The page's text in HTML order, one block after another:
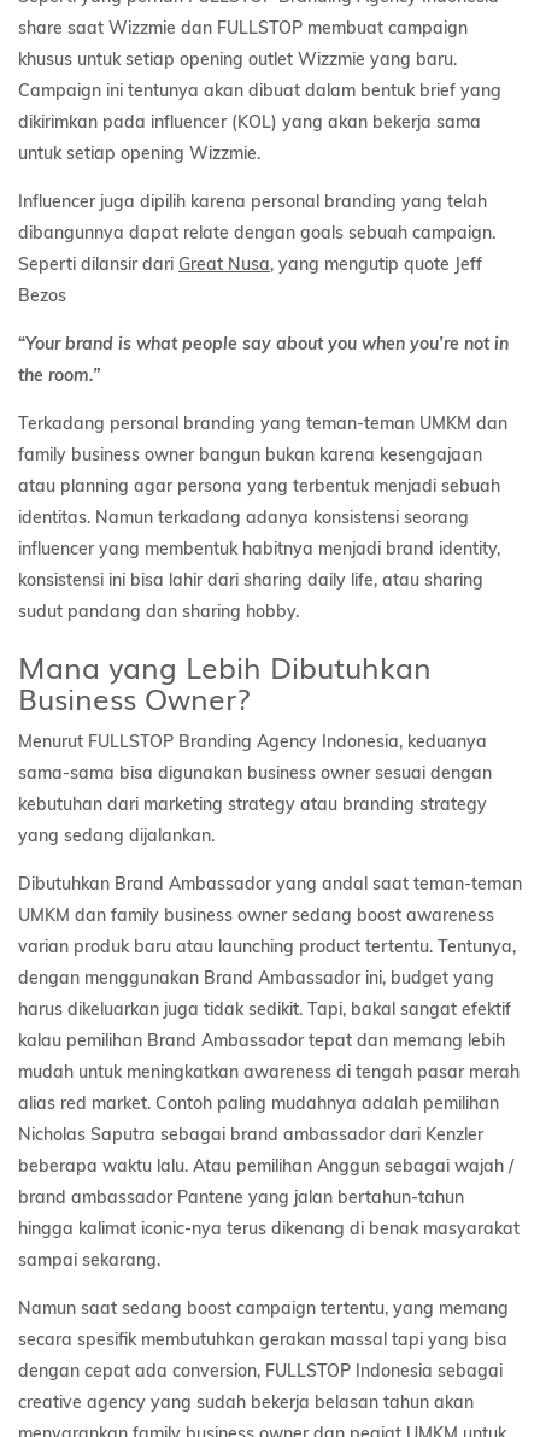
share saat Wizzmie dan FULLSTOP membuat campaign
khusus untuk setiap opening outlet Wizzmie yang baru.
Campaign ini tentunya akan dibuat dalam bentuk brief yang
dikirimkan pada influencer (KOL) yang akan bekerja sama
untuk setiap opening Wizzmie.
Influencer juga dipilih karena personal branding yang telah
dibangunnya dapat relate dengan goals sebuah campaign.
Seperti dilansir dari Great Nusa, yang mengutip quote Jeff
Bezos
“Your brand is what people say about you when you’re not in
the room.”
Terkadang personal branding yang teman-teman UMKM dan
family business owner bangun bukan karena kesengajaan
atau planning agar persona yang terbentuk menjadi sebuah
identitas. Namun terkadang adanya konsistensi seorang
influencer yang membentuk habitnya menjadi brand identity,
konsistensi ini bisa lahir dari sharing daily life, atau sharing
sudut pandang dan sharing hobby.
Mana yang Lebih Dibutuhkan
Business Owner?
Menurut FULLSTOP Branding Agency Indonesia, keduanya
sama-sama bisa digunakan business owner sesuai dengan
kebutuhan dari marketing strategy atau branding strategy
yang sedang dijalankan.
Dibutuhkan Brand Ambassador yang andal saat teman-teman
UMKM dan family business owner sedang boost awareness
varian produk baru atau launching product tertentu. Tentunya,
dengan menggunakan Brand Ambassador ini, budget yang
harus dikeluarkan juga tidak sedikit. Tapi, bakal sangat efektif
kalau pemilihan Brand Ambassador tepat dan memang lebih
mudah untuk meningkatkan awareness di tengah pasar merah
alias red market. Contoh paling mudahnya adalah pemilihan
Nicholas Saputra sebagai brand ambassador dari Kenzler
beberapa waktu lalu. Atau pemilihan Anggun sebagai wajah /
brand ambassador Pantene yang jalan bertahun-tahun
hingga kalimat iconic-nya terus dikenang di benak masyarakat
sampai sekarang.
Namun saat sedang boost campaign tertentu, yang memang
secara spesifik membutuhkan gerakan massal tapi yang bisa
dengan cepat ada conversion, FULLSTOP Indonesia sebagai
creative agency yang sudah bekerja belasan tahun akan